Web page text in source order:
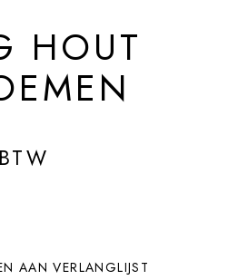
HOUT
AAN VERLANGLIJST